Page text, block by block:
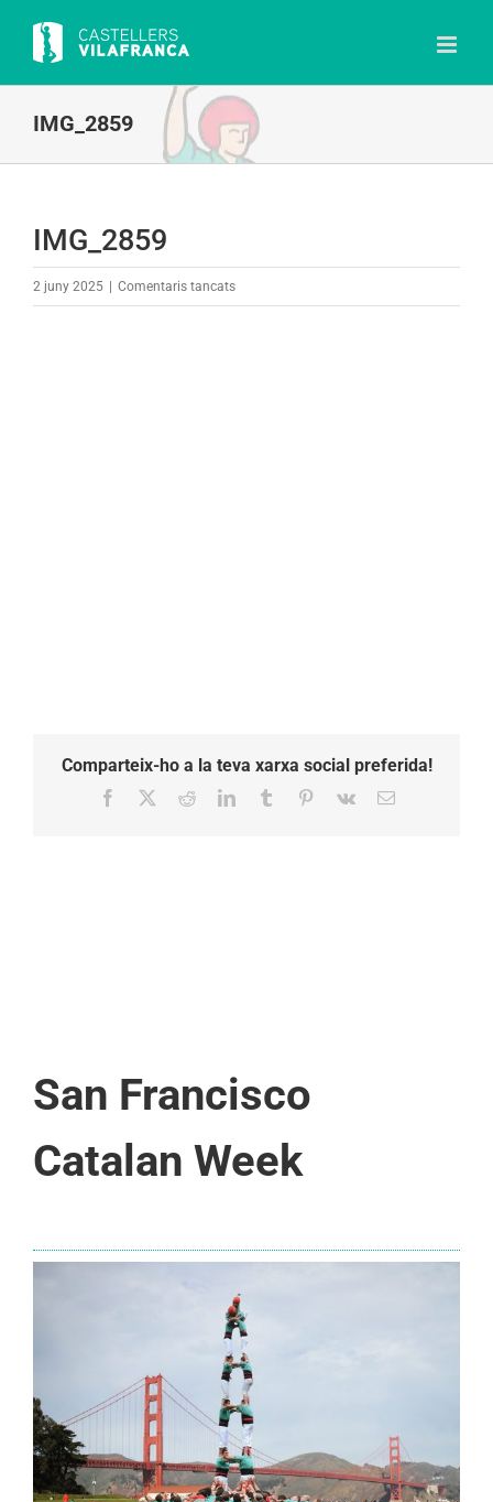
content
IMG_2859
IMG_2859
2 juny 2025 Comentaris tancatsa
Comparteix-ho a la teva xarxa social preferida!
Facebook RedditLinkedInTumblr Pinterest
Vk Email:
San Francisco
Catalan Week